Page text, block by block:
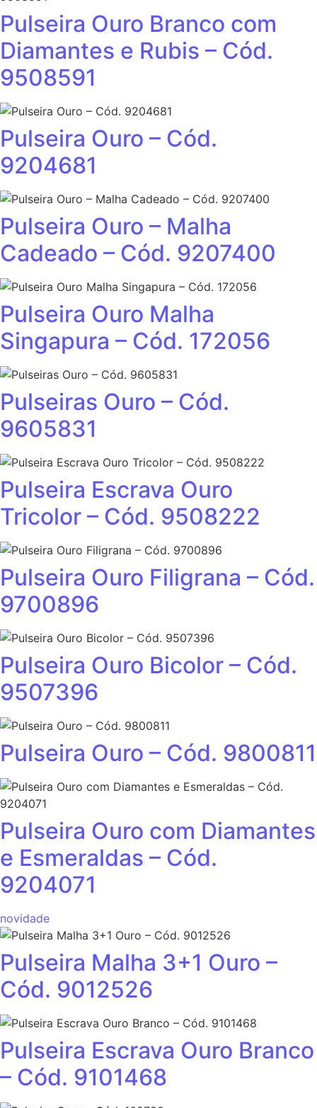
Pulseira Ouro Branco com
Diamantes e Rubis – Cód.
9508591
Pulseira Ouro – Cód.
9204681
Pulseira Ouro – Malha
Cadeado – Cód. 9207400
Pulseira Ouro Malha
Singapura – Cód. 172056
Pulseiras Ouro – Cód.
9605831
Pulseira Escrava Ouro
Tricolor – Cód. 9508222
Pulseira Ouro Filigrana – Cód.
9700896
Pulseira Ouro Bicolor – Cód.
9507396
Pulseira Ouro – Cód. 9800811
Pulseira Ouro com Diamantes
e Esmeraldas – Cód.
9204071
novidade
Pulseira Malha 3+1 Ouro –
Cód. 9012526
Pulseira Escrava Ouro Branco
– Cód. 9101468